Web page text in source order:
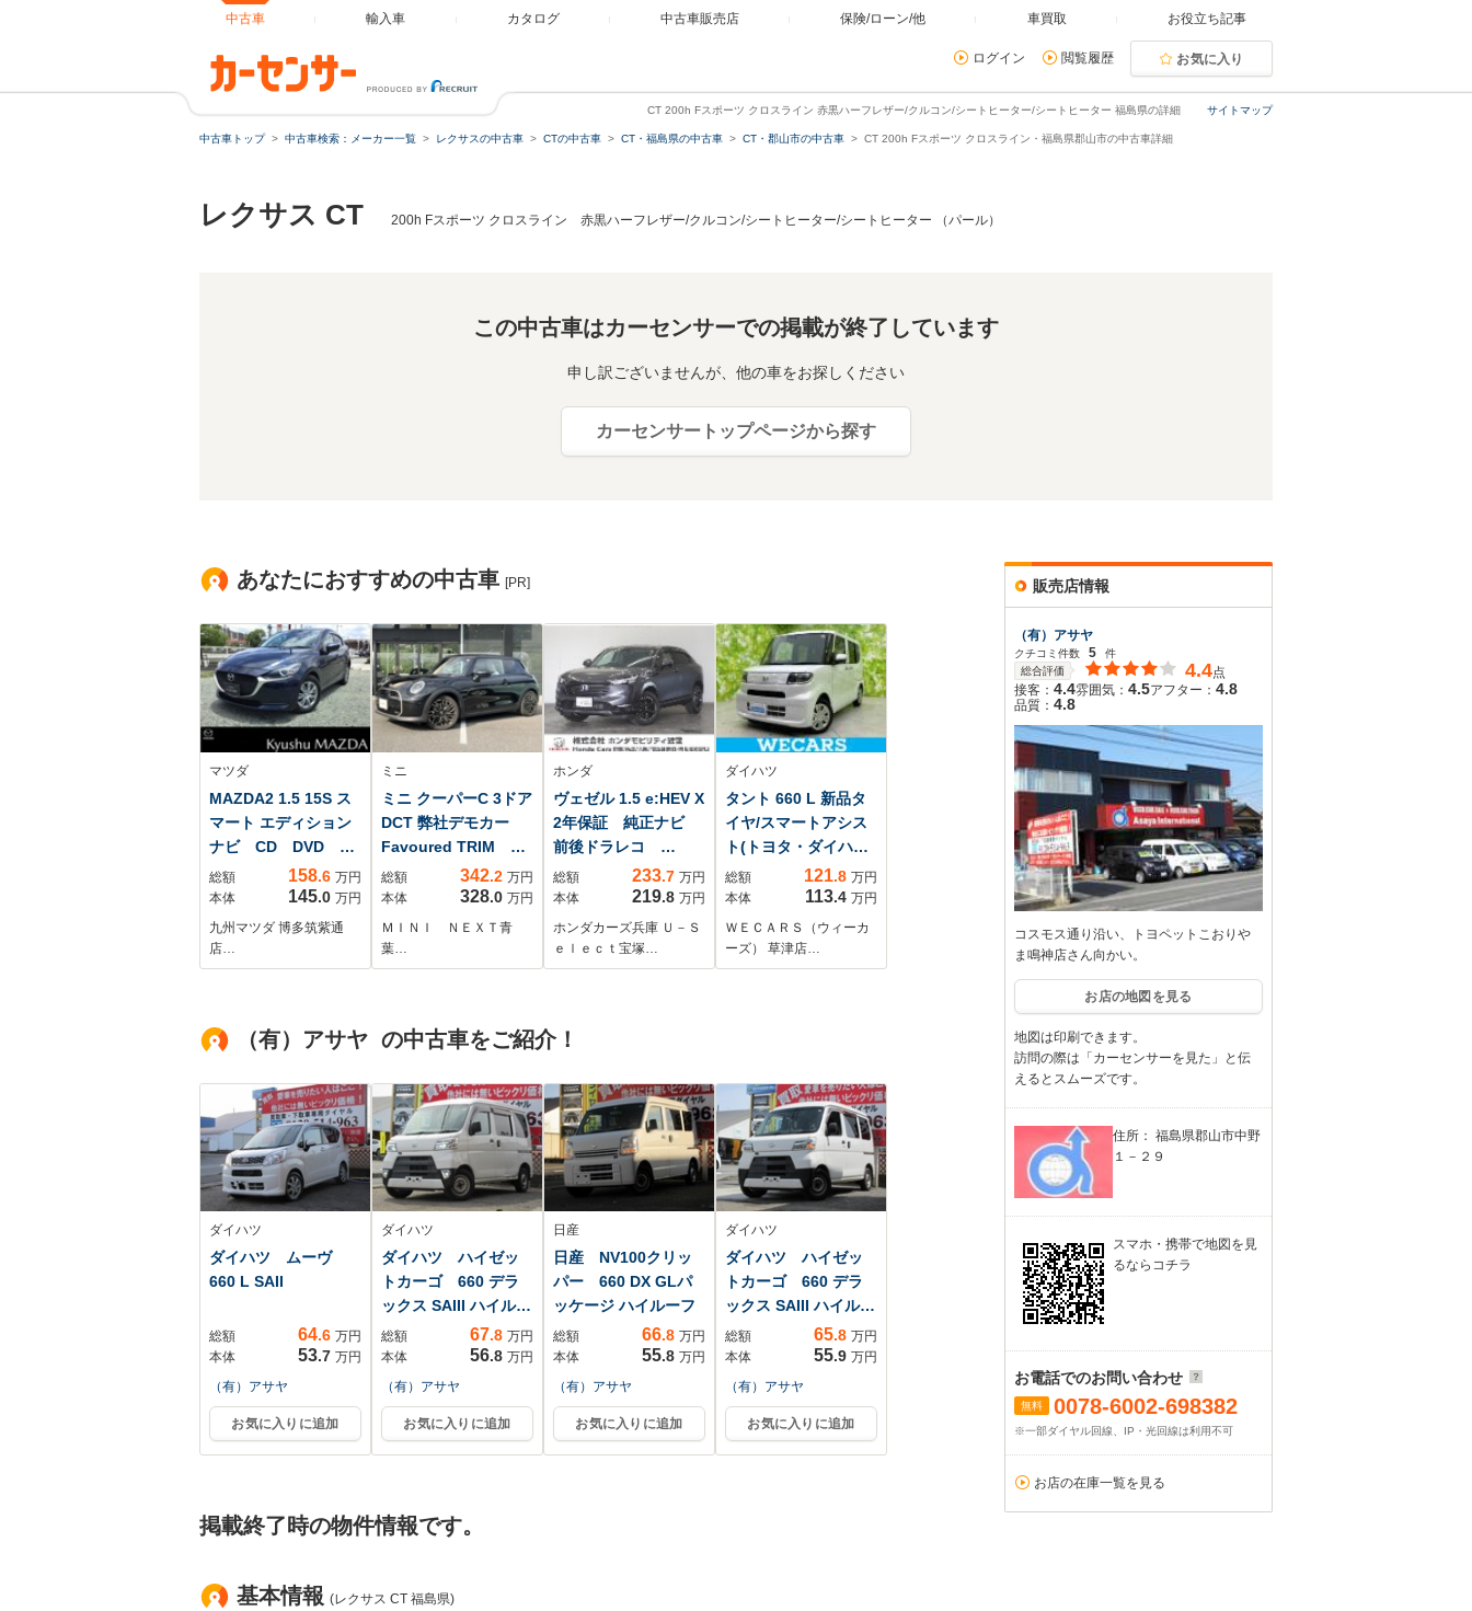
中古車 輸入車 カタログ 中古車販売店 保険/ローン/他 車買取 お役立ち記事
ログイン 閲覧履歴 お気に入り
サイトマップ
CT 200h Fスポーツ クロスライン 赤黒ハーフレザー/クルコン/シートヒーター/シートヒーター 福島県の詳細
中古車トップ 中古車検索：メーカー一覧 レクサスの中古車 CTの中古車 CT・福島県の中古車 CT・郡山市の中古車 CT 200h Fスポーツ クロスライン・福島県郡山市の中古車詳細
レクサス CT 200h Fスポーツ クロスライン 赤黒ハーフレザー/クルコン/シートヒーター/シートヒーター （パール）
この中古車はカーセンサーでの掲載が終了しています
申し訳ございませんが、他の車をお探しください
カーセンサートップページから探す
あなたにおすすめの中古車 [PR]
マツダ
MAZDA2 1.5 15S ス
マート エディション
ナビ CD DVD フ
ルセグ ETC 前後
ドラレコ
総額 158.6 万円
本体
145.0 万円
九州マツダ 博多筑紫通
店…
ミニ
ミニ クーパーC 3ドア
DCT 弊社デモカー
Favoured TRIM M
パッケージ ナビゲ
ーション Apple
Carplay Android
Auto バックカメ
ラ ETC車載器内蔵
シートヒーター ス
総額 342.2 万円
本体
328.0 万円
ＭＩＮＩ ＮＥＸＴ青
葉…
ホンダ
ヴェゼル 1.5 e:HEV X
2年保証 純正ナビ
前後ドラレコ
ETC バックカメ
ラ 渋滞追従機能付
アダプティブクルー
ズコントロール
Bluetooth 障害物セ
再生 純正アルミホ
総額 233.7 万円
本体
219.8 万円
ホンダカーズ兵庫 Ｕ－Ｓ
ｅｌｅｃｔ宝塚…
ダイハツ
タント 660 L 新品タ
イヤ/スマートアシス
ト(トヨタ・ダイハ
ツ)/車線逸脱防止支援
システム/ヘッドラン
プ LED/EBD付ABS/
横滑り防止装置/アイ
ドリングストップ/衝
総額 121.8 万円
本体
113.4 万円
ＷＥＣＡＲＳ（ウィーカ
ーズ） 草津店…
（有）アサヤ の中古車をご紹介！
ダイハツ
ダイハツ ムーヴ
660 L SAII
総額 64.6 万円
本体
53.7 万円
（有）アサヤ
お気に入りに追加
ダイハツ
ダイハツ ハイゼッ
トカーゴ 660 デラ
ックス SAIII ハイル
ー...
総額 67.8 万円
本体
56.8 万円
（有）アサヤ
お気に入りに追加
日産
日産 NV100クリッ
パー 660 DX GLパ
ッケージ ハイルーフ
総額 66.8 万円
本体
55.8 万円
（有）アサヤ
お気に入りに追加
ダイハツ
ダイハツ ハイゼッ
トカーゴ 660 デラ
ックス SAIII ハイル
ー...
総額 65.8 万円
本体
55.9 万円
（有）アサヤ
お気に入りに追加
掲載終了時の物件情報です。
基本情報 (レクサス CT 福島県)
販売店情報
（有）アサヤ
クチコミ件数 5
件
総合評価
4.4点
接客： 4.4雰囲気： 4.5アフター： 4.8
品質： 4.8
コスモス通り沿い、トヨペットこおりや
ま鳴神店さん向かい。
お店の地図を見る
地図は印刷できます。
訪問の際は「カーセンサーを見た」と伝
えるとスムーズです。
住所： 福島県郡山市中野
１－２９
スマホ・携帯で地図を見
るならコチラ
お電話でのお問い合わせ
無料 0078-6002-698382
※一部ダイヤル回線、IP・光回線は利用不可
お店の在庫一覧を見る